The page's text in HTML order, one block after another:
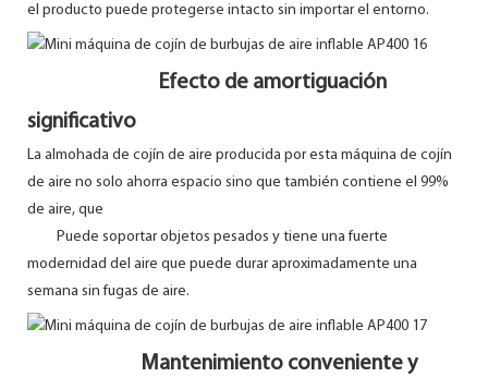
el producto puede protegerse intacto sin importar el entorno.
Efecto de amortiguación
significativo
La almohada de cojín de aire producida por esta máquina de cojín
de aire no solo ahorra espacio sino que también contiene el 99%
de aire, que
Puede soportar objetos pesados ​​y tiene una fuerte
modernidad del aire que puede durar aproximadamente una
semana sin fugas de aire.
Mantenimiento conveniente y